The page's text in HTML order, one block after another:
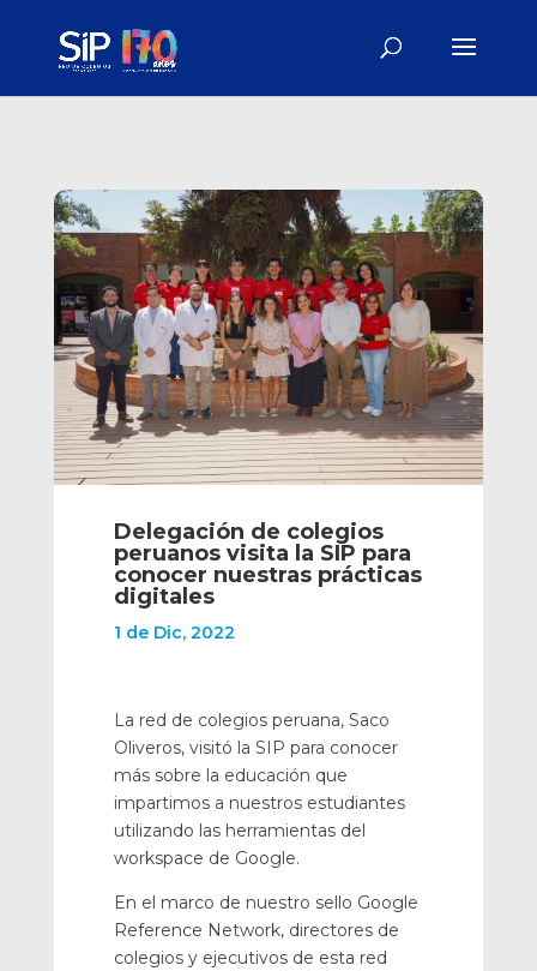
Delegación de colegios
peruanos visita la SIP para
conocer nuestras prácticas
digitales
1 de Dic, 2022
La red de colegios peruana, Saco
Oliveros, visitó la SIP para conocer
más sobre la educación que
impartimos a nuestros estudiantes
utilizando las herramientas del
workspace de Google.
En el marco de nuestro sello Google
Reference Network, directores de
colegios y ejecutivos de esta red